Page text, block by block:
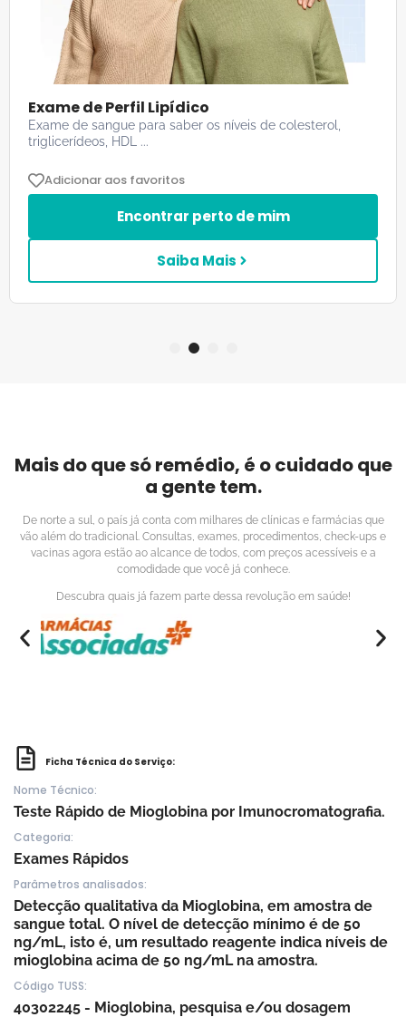
Exame de Perfil Lipídico
Exame de sangue para saber os níveis de colesterol,
triglicerídeos, HDL ...
Adicionar aos favoritos
Encontrar perto de mim
Saiba Mais
Mais do que só remédio, é o cuidado que
a gente tem.
De norte a sul, o país já conta com milhares de clínicas e farmácias que
vão além do tradicional. Consultas, exames, procedimentos, check-ups e
vacinas agora estão ao alcance de todos, com preços acessíveis e a
comodidade que você já conhece.
Descubra quais já fazem parte dessa revolução em saúde!
Ficha Técnica do Serviço:
Nome Técnico:
Teste Rápido de Mioglobina por Imunocromatografia.
Categoria:
Exames Rápidos
Parâmetros analisados:
Detecção qualitativa da Mioglobina, em amostra de
sangue total. O nível de detecção mínimo é de 50
ng/mL, isto é, um resultado reagente indica níveis de
mioglobina acima de 50 ng/mL na amostra.
Código TUSS:
40302245 - Mioglobina, pesquisa e/ou dosagem